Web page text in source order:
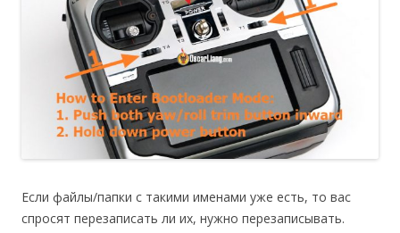
Если файлы/папки с такими именами уже есть, то вас
спросят перезаписать ли их, нужно перезаписывать.